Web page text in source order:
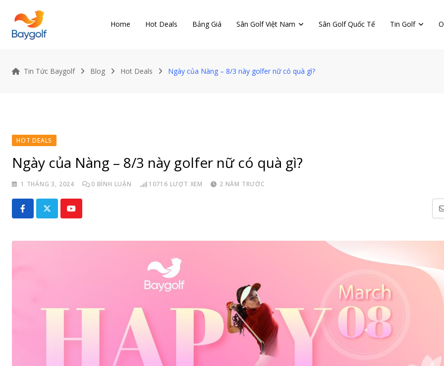
content
Home Hot Deals Bảng Giá Sân Golf Việt Nam Sân Golf Quốc Tế Tin Golf
Tin Tức Baygolf Blog Hot Deals Ngày của Nàng – 8/3 này golfer nữ có quà gì?
HOT DEALS
Ngày của Nàng – 8/3 này golfer nữ có quà gì?
1 THÁNG 3, 2024 0 BÌNH LUẬN 10716 LƯỢT XEM 2 NĂM TRƯỚC
Youtube